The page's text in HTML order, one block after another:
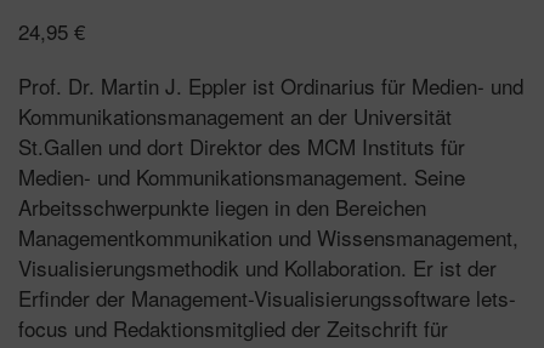
24,95 €
Prof. Dr. Martin J. Eppler ist Ordinarius für Medien- und
Kommunikationsmanagement an der Universität
St.Gallen und dort Direktor des MCM Instituts für
Medien- und Kommunikationsmanagement. Seine
Arbeitsschwerpunkte liegen in den Bereichen
Managementkommunikation und Wissensmanagement,
Visualisierungsmethodik und Kollaboration. Er ist der
Erfinder der Management-Visualisierungssoftware lets-
focus und Redaktionsmitglied der Zeitschrift für